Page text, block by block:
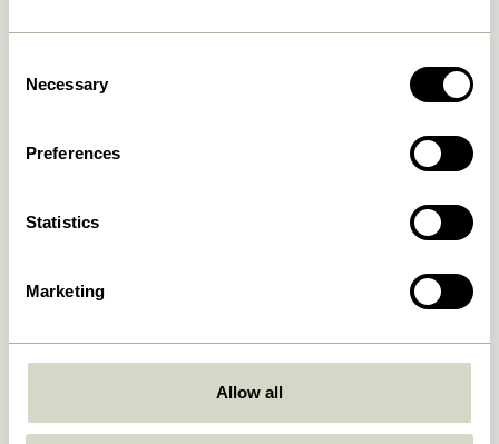
Selection
Necessary
Preferences
Statistics
Marketing
Allow all
469,00kr.